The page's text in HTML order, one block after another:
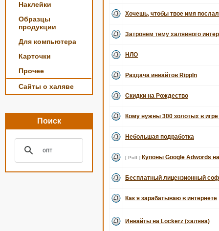
Наклейки
Образцы
продукции
Для компьютера
Карточки
Прочее
Сайты о халяве
Поиск
Хочешь, чтобы твое имя
Затронем тему халявного
НЛО
Раздача инвайтов RippIn
Скидки на Рождество
Кому нужны 300 золотых в
Небольшая подработка
[ Poll ] Купоны Google Adwords
Бесплатный лицензионный
Как я зарабатываю в интернете
Инвайты на Lockerz (халява)